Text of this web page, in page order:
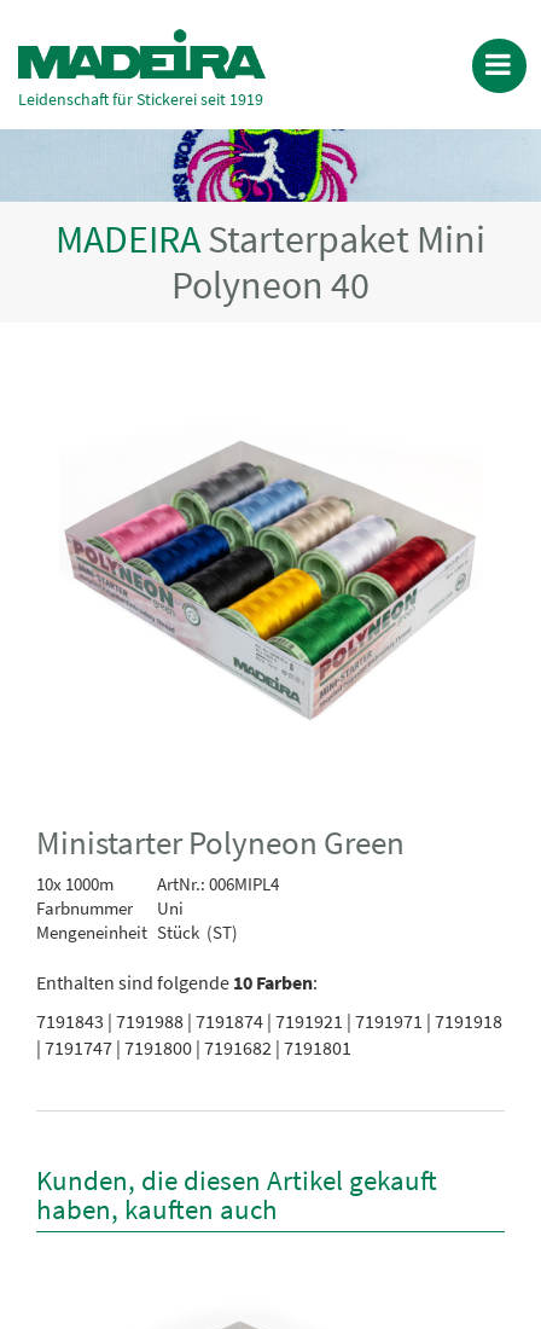
Leidenschaft für Stickerei seit 1919
MADEIRAStarterpaket Mini
Polyneon 40
Ministarter Polyneon Green
10x 1000m
ArtNr.: 006MIPL4
Farbnummer
Uni
Mengeneinheit Stück (ST)
Enthalten sind folgende 10 Farben:
7191843 | 7191988 | 7191874 | 7191921 | 7191971 | 7191918
| 7191747 | 7191800 | 7191682 | 7191801
Kunden, die diesen Artikel gekauft
haben, kauften auch